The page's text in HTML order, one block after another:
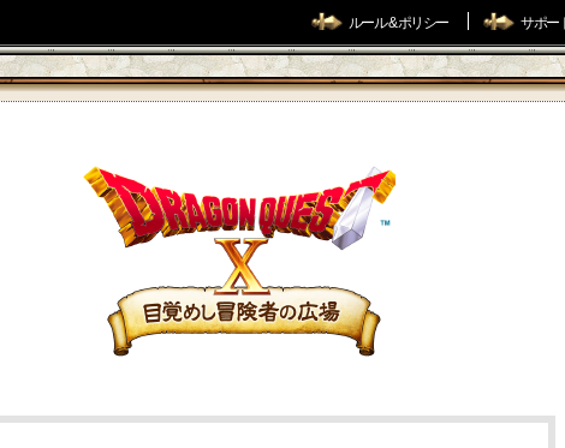
ルール & ポリシー サポー